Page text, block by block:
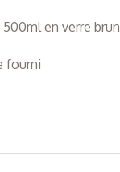
en verre brun
fourni